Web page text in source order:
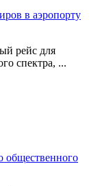
в аэропорту
рейс для
спектра, ...
общественного